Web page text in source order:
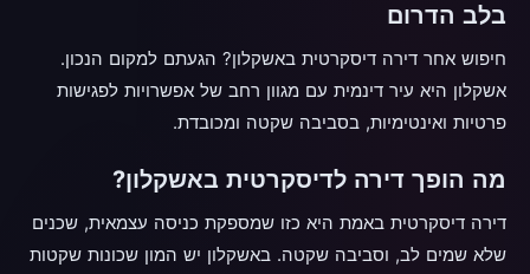
בלב הדרום
חיפוש אחר דירה דיסקרטית באשקלון? הגעתם למקום הנכון.
אשקלון היא עיר דינמית עם מגוון רחב של אפשרויות לפגישות
פרטיות ואינטימיות, בסביבה שקטה ומכובדת.
מה הופך דירה לדיסקרטית באשקלון?
דירה דיסקרטית באמת היא כזו שמספקת כניסה עצמאית, שכנים
שלא שמים לב, וסביבה שקטה. באשקלון יש המון שכונות שקטות